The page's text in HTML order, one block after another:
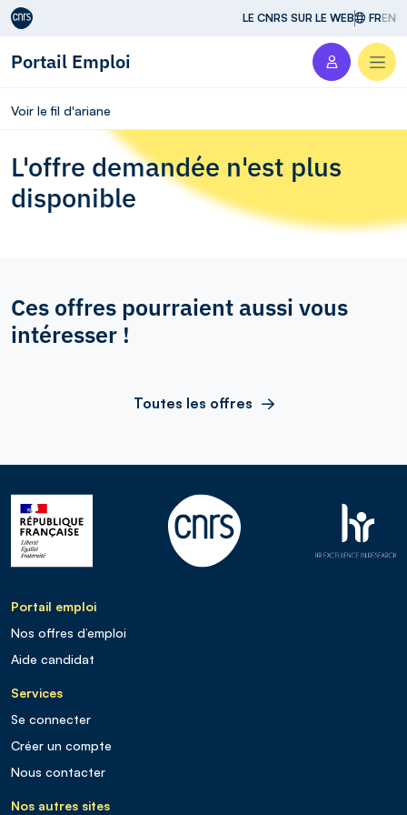
Aller au contenu LE CNRS SUR LE WEB FREN
Portail Emploi
Voir le fil d'ariane
L'offre demandée n'est plus
disponible
Ces offres pourraient aussi vous
intéresser !
Toutes les offres
Portail emploi
Nos offres d’emploi
Aide candidat
Services
Se connecter
Créer un compte
Nous contacter
Nos autres sites